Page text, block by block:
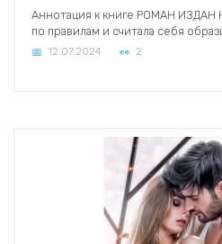
Аннотация к книге РОМАН ИЗДАН
по правилам и считала себя
12.07.2024 2